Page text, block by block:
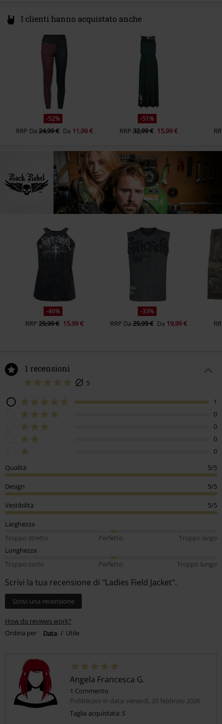
I clienti hanno acquistato anche
-52%
RRP Da24,99 € Da 11,99 €
-51%
RRP 32,99 € 15,99 €
-46%
RRP 29,99 € 15,99 €
-33%
RRP Da29,99 € Da 19,99 €
1 recensioni
5
1
0
0
0
0
Qualità
5/5
Design 5/5
Vestibilità 5/5
Larghezza
Troppo stretto
Perfetto
Troppo largo
Lunghezza
Troppo corto
Perfetto Troppo lungo
Scrivi la tua recensione di "Ladies Field Jacket".
Scrivi una recensione
How do reviews work?
Ordina per
Data Utile
Angela Francesca G.
1 Commento
Pubblicato in data: venerdì, 20 febbraio 2026
Taglia acquistata: S